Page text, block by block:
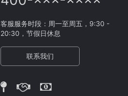
客服服务时段：周一至周五，9:30 -
20:30，节假日休息
联系我们